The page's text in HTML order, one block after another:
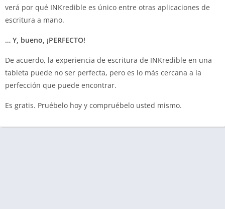
verá por qué INKredible es único entre otras aplicaciones de
escritura a mano.
… Y, bueno, ¡PERFECTO!
De acuerdo, la experiencia de escritura de INKredible en una
tableta puede no ser perfecta, pero es lo más cercana a la
perfección que puede encontrar.
Es gratis. Pruébelo hoy y compruébelo usted mismo.